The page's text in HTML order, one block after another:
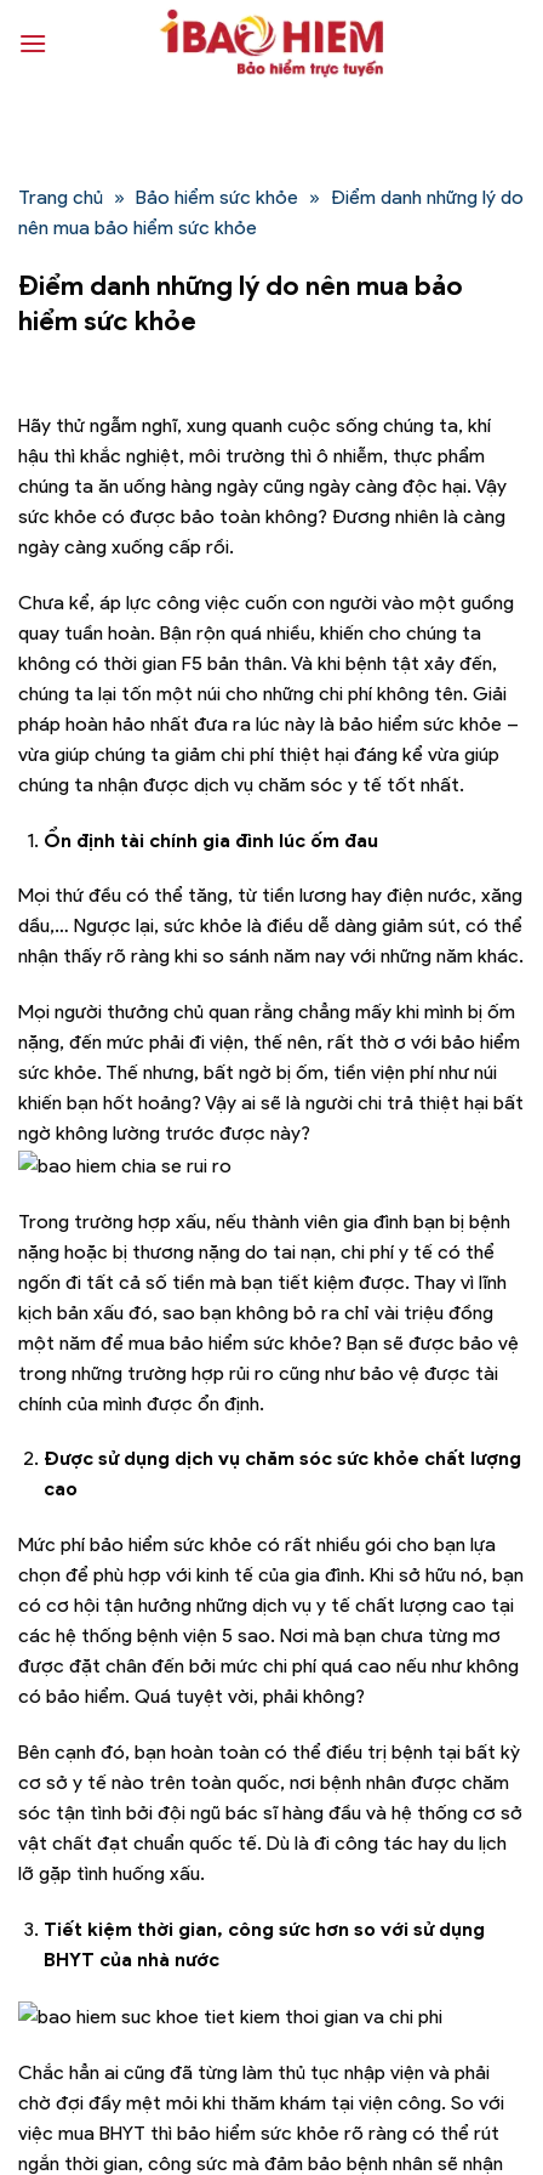
qua
Trang chủ » Bảo hiểm sức khỏe » Điểm danh những lý do
nên mua bảo hiểm sức khỏe
Điểm danh những lý do nên mua bảo
hiểm sức khỏe
Hãy thử ngẫm nghĩ, xung quanh cuộc sống chúng ta, khí
hậu thì khắc nghiệt, môi trường thì ô nhiễm, thực phẩm
chúng ta ăn uống hàng ngày cũng ngày càng độc hại. Vậy
sức khỏe có được bảo toàn không? Đương nhiên là càng
ngày càng xuống cấp rồi.
Chưa kể, áp lực công việc cuốn con người vào một guồng
quay tuần hoàn. Bận rộn quá nhiều, khiến cho chúng ta
không có thời gian F5 bản thân. Và khi bệnh tật xảy đến,
chúng ta lại tốn một núi cho những chi phí không tên. Giải
pháp hoàn hảo nhất đưa ra lúc này là bảo hiểm sức khỏe –
vừa giúp chúng ta giảm chi phí thiệt hại đáng kể vừa giúp
chúng ta nhận được dịch vụ chăm sóc y tế tốt nhất.
Ổn định tài chính gia đình lúc ốm đau
Mọi thứ đều có thể tăng, từ tiền lương hay điện nước, xăng
dầu,… Ngược lại, sức khỏe là điều dễ dàng giảm sút, có thể
nhận thấy rõ ràng khi so sánh năm nay với những năm khác.
Mọi người thưởng chủ quan rằng chẳng mấy khi mình bị ốm
nặng, đến mức phải đi viện, thế nên, rất thờ ơ với bảo hiểm
sức khỏe. Thế nhưng, bất ngờ bị ốm, tiền viện phí như núi
khiến bạn hốt hoảng? Vậy ai sẽ là người chi trả thiệt hại bất
ngờ không lường trước được này?
Trong trường hợp xấu, nếu thành viên gia đình bạn bị bệnh
nặng hoặc bị thương nặng do tai nạn, chi phí y tế có thể
ngốn đi tất cả số tiền mà bạn tiết kiệm được. Thay vì lĩnh
kịch bản xấu đó, sao bạn không bỏ ra chỉ vài triệu đồng
một năm để mua bảo hiểm sức khỏe? Bạn sẽ được bảo vệ
trong những trường hợp rủi ro cũng như bảo vệ được tài
chính của mình được ổn định.
Được sử dụng dịch vụ chăm sóc sức khỏe chất lượng
cao
Mức phí bảo hiểm sức khỏe có rất nhiều gói cho bạn lựa
chọn để phù hợp với kinh tế của gia đình. Khi sở hữu nó, bạn
có cơ hội tận hưởng những dịch vụ y tế chất lượng cao tại
các hệ thống bệnh viện 5 sao. Nơi mà bạn chưa từng mơ
được đặt chân đến bởi mức chi phí quá cao nếu như không
có bảo hiểm. Quá tuyệt vời, phải không?
Bên cạnh đó, bạn hoàn toàn có thể điều trị bệnh tại bất kỳ
cơ sở y tế nào trên toàn quốc, nơi bệnh nhân được chăm
sóc tận tình bởi đội ngũ bác sĩ hàng đầu và hệ thống cơ sở
vật chất đạt chuẩn quốc tế. Dù là đi công tác hay du lịch
lỡ gặp tình huống xấu.
Tiết kiệm thời gian, công sức hơn so với sử dụng
BHYT của nhà nước
Chắc hẳn ai cũng đã từng làm thủ tục nhập viện và phải
chờ đợi đầy mệt mỏi khi thăm khám tại viện công. So với
việc mua BHYT thì bảo hiểm sức khỏe rõ ràng có thể rút
ngắn thời gian, công sức mà đảm bảo bệnh nhân sẽ nhận